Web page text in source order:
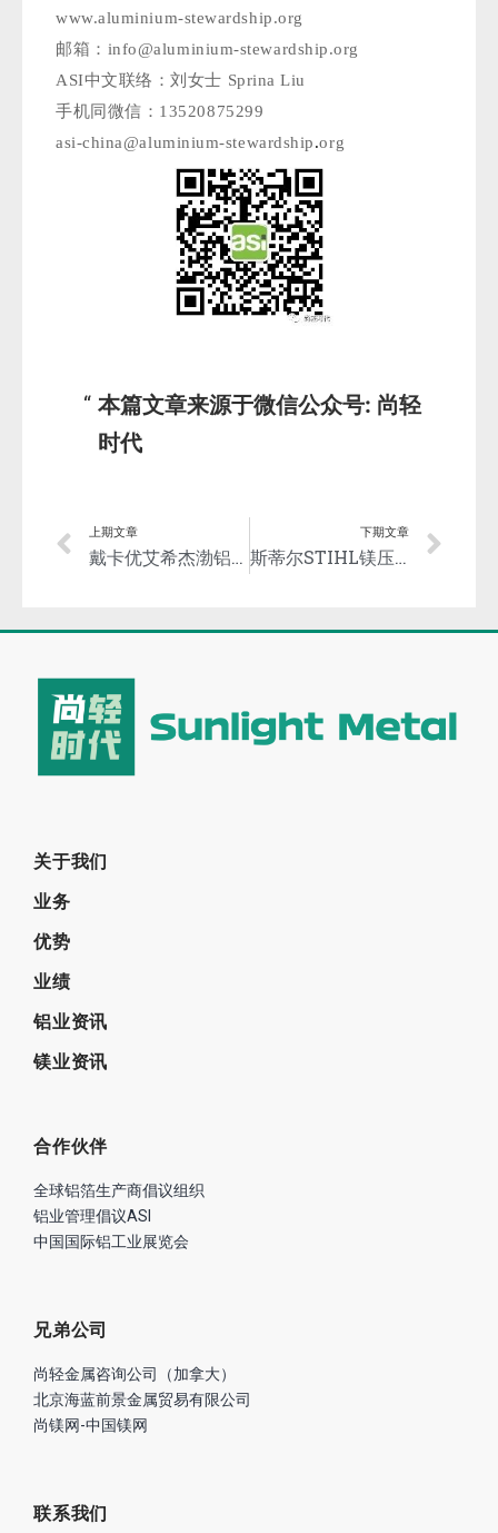
www.aluminium-stewardship.org
邮箱：info@aluminium-stewardship.org
ASI中文联络：刘女士 Sprina Liu
手机同微信：13520875299
asi-china@aluminium-stewardship.org
本篇文章来源于微信公众号: 尚轻
时代
上期文章
戴卡优艾希杰渤铝汽车零部件有限公司加入铝业管理倡议ASI
下期文章
斯蒂尔STIHL镁压铸公司庆祝成立 50 周年！
关于我们
业务
优势
业绩
铝业资讯
镁业资讯
合作伙伴
全球铝箔生产商倡议组织
铝业管理倡议ASI
中国国际铝工业展览会
兄弟公司
尚轻金属咨询公司（加拿大）
北京海蓝前景金属贸易有限公司
尚镁网-中国镁网
联系我们